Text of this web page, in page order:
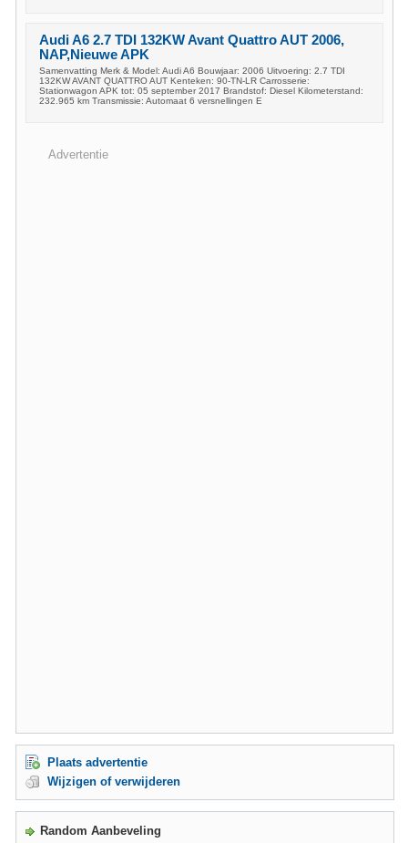
Audi A6 2.7 TDI 132KW Avant Quattro AUT 2006,
NAP,Nieuwe APK
Samenvatting Merk & Model: Audi A6 Bouwjaar: 2006 Uitvoering: 2.7 TDI
132KW AVANT QUATTRO AUT Kenteken: 90-TN-LR Carrosserie:
Stationwagon APK tot: 05 september 2017 Brandstof: Diesel Kilometerstand:
232.965 km Transmissie: Automaat 6 versnellingen E
Advertentie
Plaats advertentie
Wijzigen of verwijderen
Random Aanbeveling